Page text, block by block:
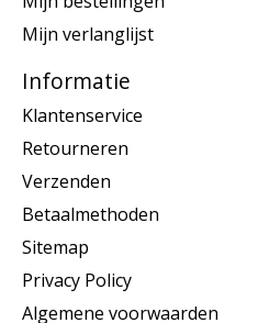
Mijn verlanglijst
Informatie
Klantenservice
Retourneren
Verzenden
Betaalmethoden
Sitemap
Privacy Policy
Algemene voorwaarden